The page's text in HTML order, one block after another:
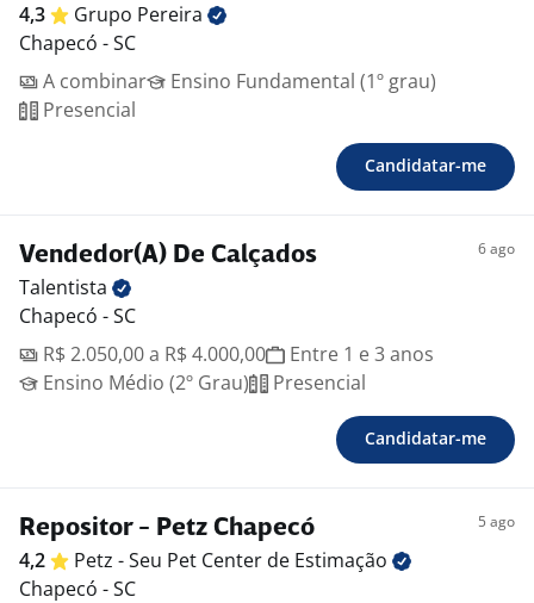
4,3 Grupo Pereira
Chapecó - SC
A combinar
Ensino Fundamental (1º grau)
Presencial
Candidatar-me
Vendedor(A) De Calçados 6 ago
Talentista
Chapecó - SC
R$ 2.050,00 a R$ 4.000,00
Entre 1 e 3 anos
Ensino Médio (2º Grau)
Presencial
Candidatar-me
Repositor - Petz Chapecó 5 ago
4,2 Petz - Seu Pet Center de Estimação
Chapecó - SC